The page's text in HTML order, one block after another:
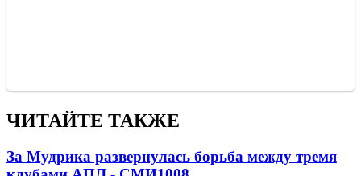
ЧИТАЙТЕ ТАКЖЕ
За Мудрика развернулась борьба между тремя